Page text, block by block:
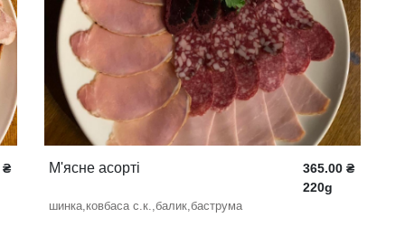
₴
М'ясне асорті 365.00 ₴
220g
шинка,ковбаса с.к.,балик,баструма